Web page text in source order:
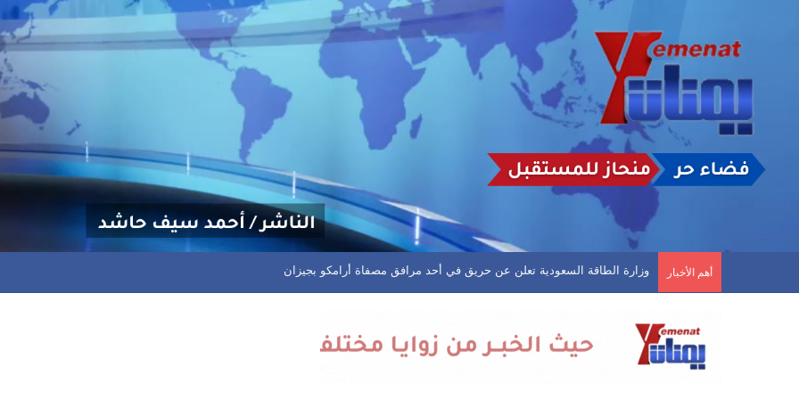
أهم الأخبار الأرصاد: استمرار هطول الأمطار الرعدية المصحوبة برياح هابطة شديدة